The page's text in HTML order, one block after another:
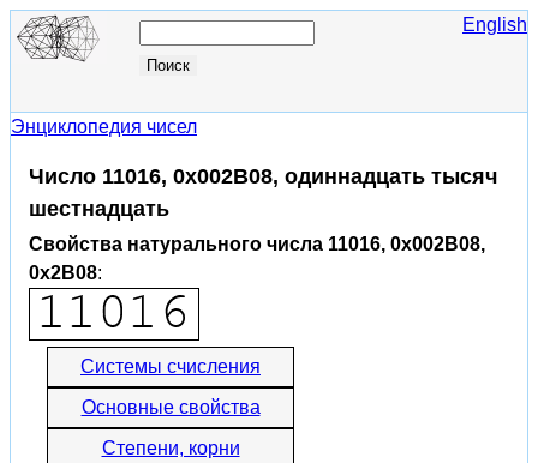
English
Энциклопедия чисел
Число 11016, 0x002B08, одиннадцать тысяч
шестнадцать
Свойства натурального числа 11016, 0x002B08,
0x2B08:
Системы счисления
Основные свойства
Степени, корни